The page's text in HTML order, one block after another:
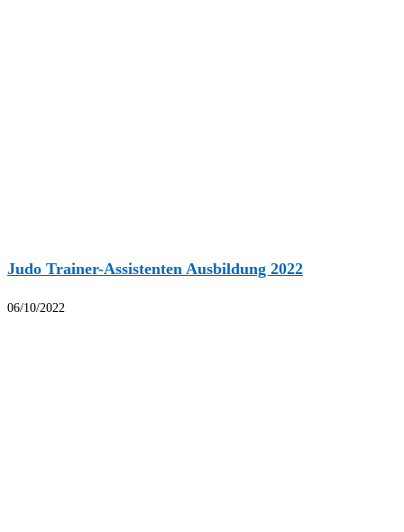
Judo Trainer-Assistenten Ausbildung 2022
06/10/2022